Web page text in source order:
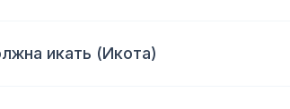
икать (Икота)